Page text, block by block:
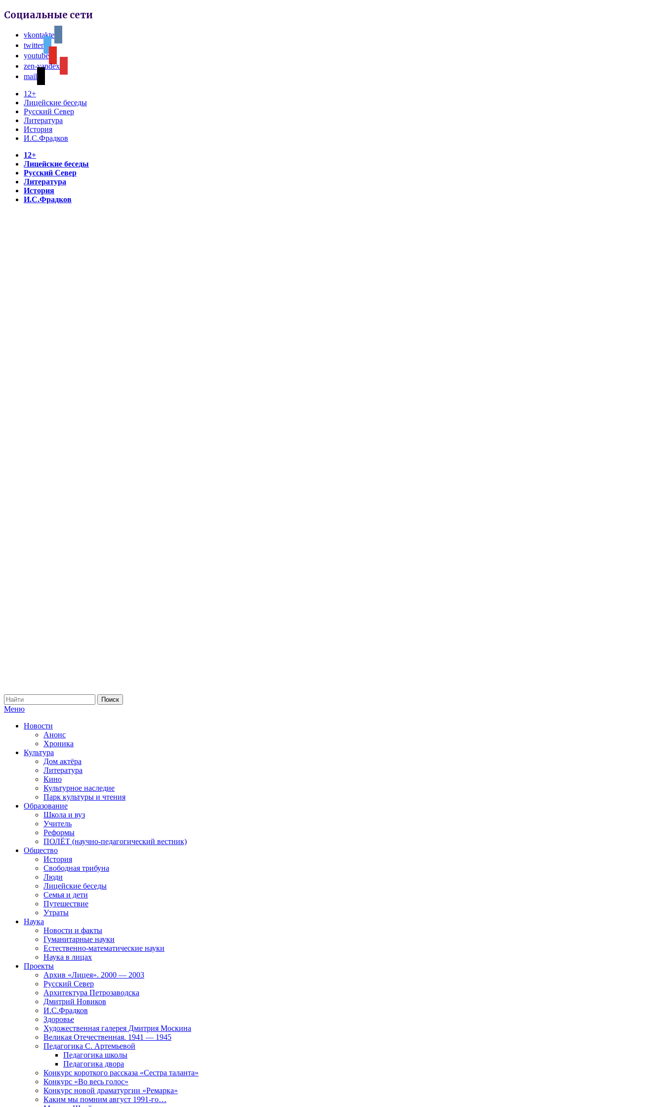
Социальные сети
vkontakte
twitter
youtube
zen-yandex
mail
12+
Лицейские беседы
Русский Север
Литература
История
И.С.Фрадков
12+
Лицейские беседы
Русский Север
Литература
История
И.С.Фрадков
Меню
Новости
Анонс
Хроника
Культура
Дом актёра
Литература
Кино
Культурное наследие
Парк культуры и чтения
Образование
Школа и вуз
Учитель
Реформы
ПОЛЁТ (научно-педагогический вестник)
Общество
История
Свободная трибуна
Люди
Лицейские беседы
Семья и дети
Путешествие
Утраты
Наука
Новости и факты
Гуманитарные науки
Естественно-математические науки
Наука в лицах
Проекты
Архив «Лицея». 2000 — 2003
Русский Север
Архитектура Петрозаводска
Дмитрий Новиков
И.С.Фрадков
Здоровье
Художественная галерея Дмитрия Москина
Великая Отечественная. 1941 — 1945
Педагогика С. Артемьевой
Педагогика школы
Педагогика двора
Конкурс короткого рассказа «Сестра таланта»
Конкурс «Во весь голос»
Конкурс новой драматургии «Ремарка»
Каким мы помним август 1991-го…